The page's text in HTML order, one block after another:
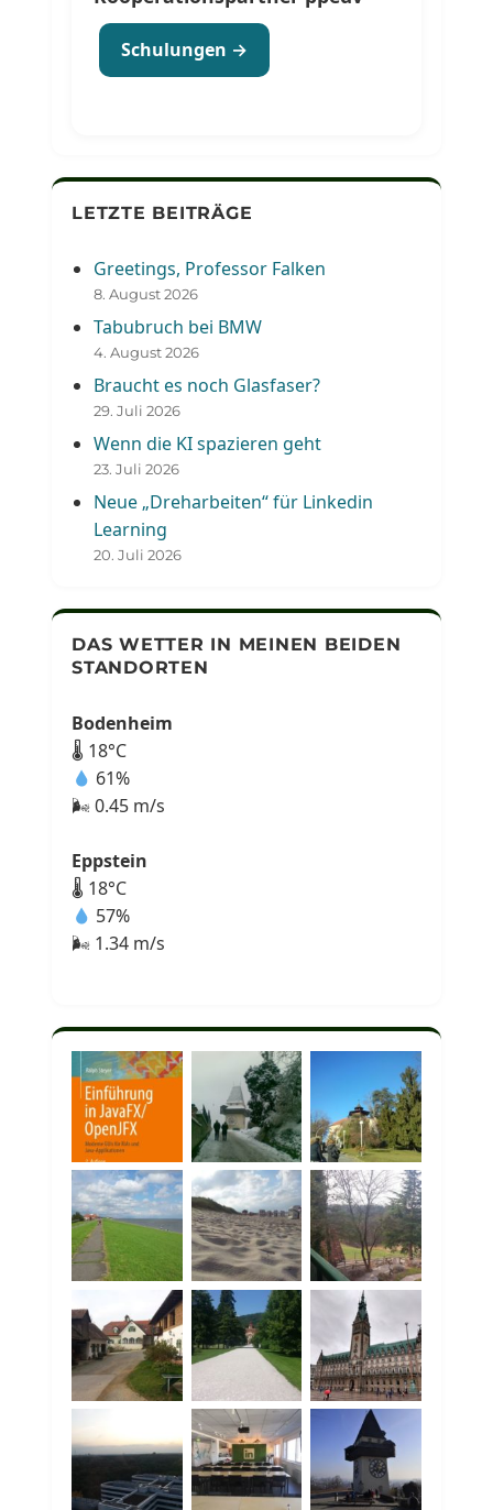
Schulungen →
LETZTE BEITRÄGE
Greetings, Professor Falken
8. August 2026
Tabubruch bei BMW
4. August 2026
Braucht es noch Glasfaser?
29. Juli 2026
Wenn die KI spazieren geht
23. Juli 2026
Neue „Dreharbeiten“ für Linkedin
Learning
20. Juli 2026
DAS WETTER IN MEINEN BEIDEN
STANDORTEN
Bodenheim
🌡 18°C
61%
🌬 0.45 m/s
Eppstein
🌡 18°C
57%
🌬 1.34 m/s